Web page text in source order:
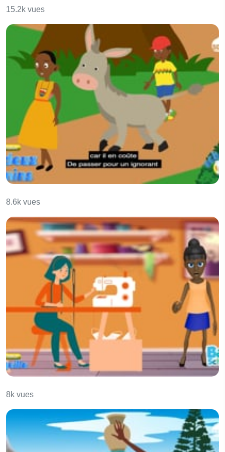
15.2k vues
8.6k vues
8k vues